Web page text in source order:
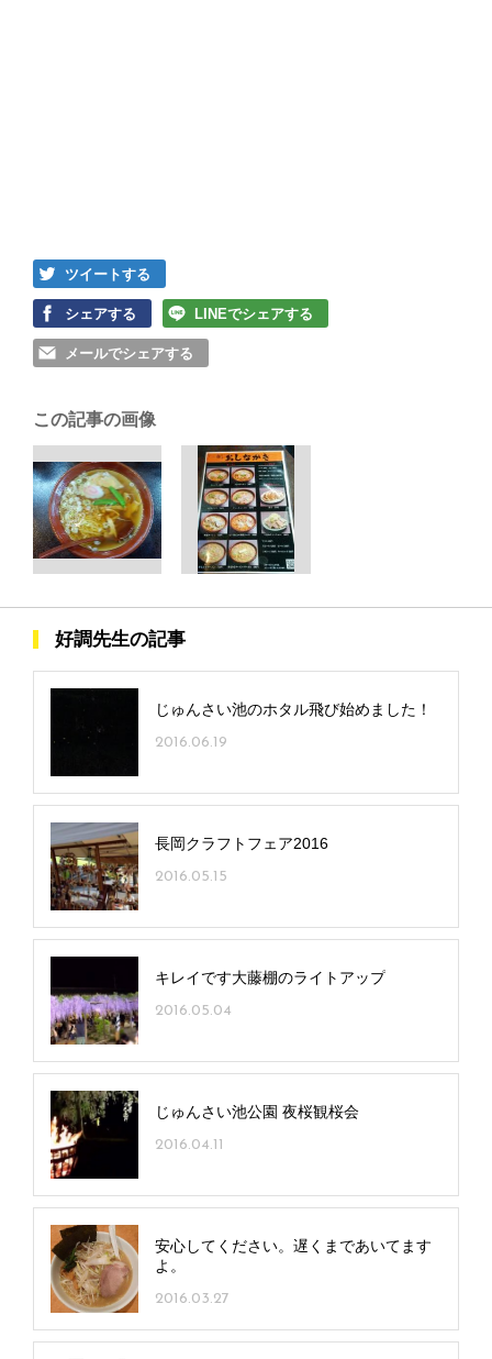
ツイートする
シェアする LINEでシェアする
メールでシェアする
この記事の画像
好調先生の記事
じゅんさい池のホタル飛び始めました！
2016.06.19
長岡クラフトフェア2016
2016.05.15
キレイです大藤棚のライトアップ
2016.05.04
じゅんさい池公園 夜桜観桜会
2016.04.11
安心してください。遅くまであいてます
よ。
2016.03.27